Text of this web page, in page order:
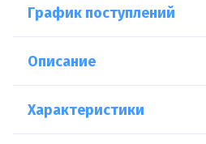
График поступлений
Описание
Характеристики